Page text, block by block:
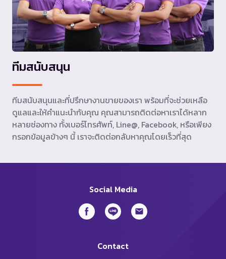
ทีมสนับสนุน
ทีมสนับสนุนและที่ปรึกษางานขายของเรา พร้อมที่จะช่วยเหลือ
ดูแลและให้คำแนะนำกับคุณ คุณสามารถติดต่อหาเราได้หลาก
หลายช่องทาง ทั้งเบอร์โทรศัพท์, Line@, Facebook, หรือเพียง
กรอกข้อมูลข้างๆ นี้ เราจะติดต่อกลับหาคุณโดยเร็วที่สุด
Social Media
Contact